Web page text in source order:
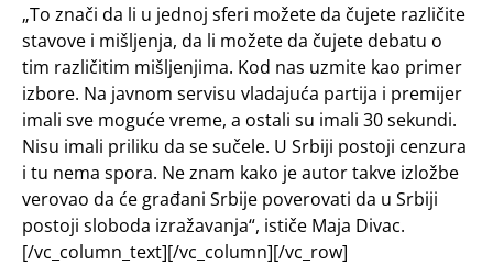
„To znači da li u jednoj sferi možete da čujete različite
stavove i mišljenja, da li možete da čujete debatu o
tim različitim mišljenjima. Kod nas uzmite kao primer
izbore. Na javnom servisu vladajuća partija i premijer
imali sve moguće vreme, a ostali su imali 30 sekundi.
Nisu imali priliku da se sučele. U Srbiji postoji cenzura
i tu nema spora. Ne znam kako je autor takve izložbe
verovao da će građani Srbije poverovati da u Srbiji
postoji sloboda izražavanja“, ističe Maja Divac.
[/vc_column_text][/vc_column][/vc_row]